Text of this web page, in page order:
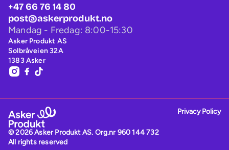
+47 66 76 14 80
post@askerprodukt.no
Mandag - Fredag: 8:00-15:30
Asker Produkt AS
Solbråveien 32A
1383 Asker
© 2026 Asker Produkt AS. Org.nr 960 144 732
All rights reserved
Privacy Policy